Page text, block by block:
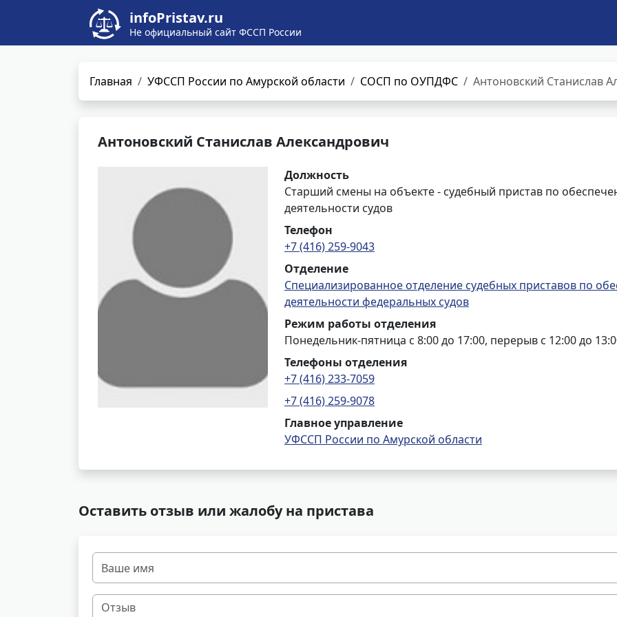
infoPristav.ru
Не официальный сайт ФССП России
Главная УФССП России по Амурской области СОСП по ОУПДФС Антоновский Станислав
Антоновский Станислав Александрович
Должность
Старший смены на объекте - судебный пристав по
деятельности судов
Телефон
+7 (416) 259-9043
Отделение
Специализированное отделение судебных приставов по
деятельности федеральных судов
Режим работы отделения
Понедельник-пятница с 8:00 до 17:00, перерыв с 12:00 до
Телефоны отделения
+7 (416) 233-7059
+7 (416) 259-9078
Главное управление
УФССП России по Амурской области
Оставить отзыв или жалобу на пристава